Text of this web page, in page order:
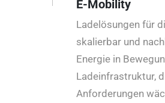
E-Mobility
Ladelösungen für
skalierbar und
Energie in
Ladeinfrastruktur,
Anforderungen